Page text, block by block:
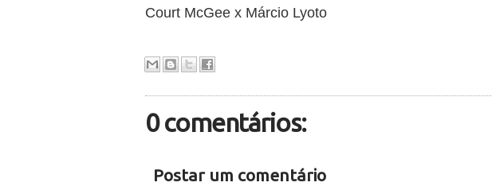
Court McGee x Márcio Lyoto
0 comentários:
Postar um comentário